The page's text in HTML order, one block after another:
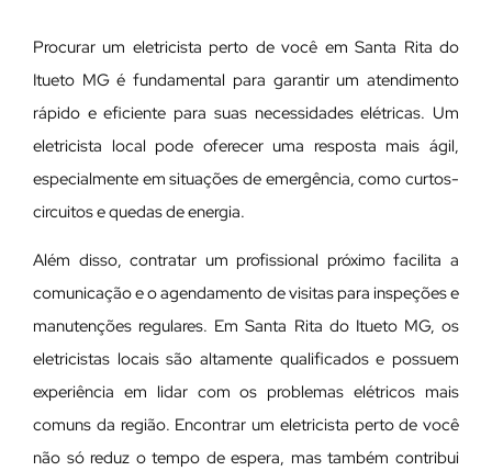
Procurar um eletricista perto de você em Santa Rita do
Itueto MG é fundamental para garantir um atendimento
rápido e eficiente para suas necessidades elétricas. Um
eletricista local pode oferecer uma resposta mais ágil,
especialmente em situações de emergência, como curtos-
circuitos e quedas de energia.
Além disso, contratar um profissional próximo facilita a
comunicação e o agendamento de visitas para inspeções e
manutenções regulares. Em Santa Rita do Itueto MG, os
eletricistas locais são altamente qualificados e possuem
experiência em lidar com os problemas elétricos mais
comuns da região. Encontrar um eletricista perto de você
não só reduz o tempo de espera, mas também contribui